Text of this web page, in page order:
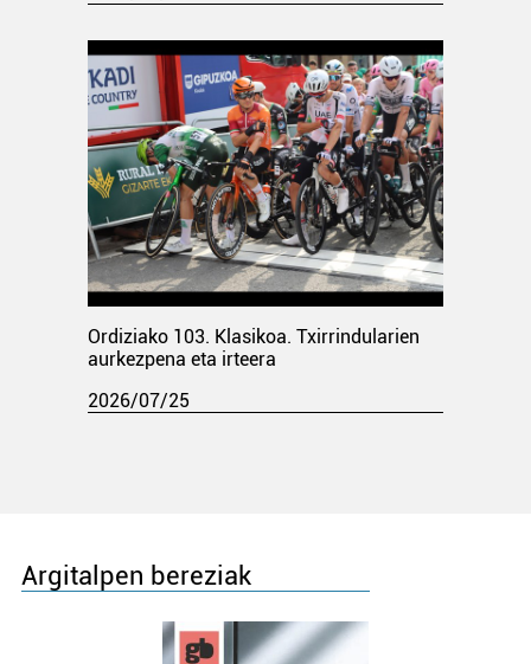
Ordiziako 103. Klasikoa. Txirrindularien
aurkezpena eta irteera
2026/07/25
Argitalpen bereziak